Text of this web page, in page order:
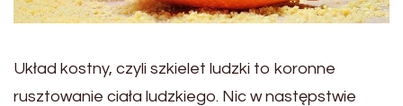
Układ kostny, czyli szkielet ludzki to koronne
rusztowanie ciała ludzkiego. Nic w następstwie